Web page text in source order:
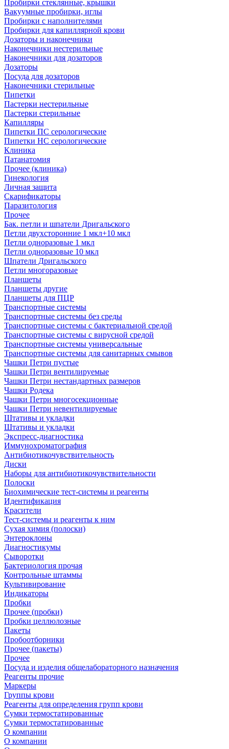
Пробирки стеклянные, крышки
Вакуумные пробирки, иглы
Пробирки с наполнителями
Пробирки для капиллярной крови
Дозаторы и наконечники
Наконечники нестерильные
Наконечники для дозаторов
Дозаторы
Посуда для дозаторов
Наконечники стерильные
Пипетки
Пастерки нестерильные
Пастерки стерильные
Капилляры
Пипетки ПС серологические
Пипетки НС серологические
Клиника
Патанатомия
Прочее (клиника)
Гинекология
Личная защита
Скарификаторы
Паразитология
Прочее
Бак. петли и шпатели Дригальского
Петли двухсторонние 1 мкл+10 мкл
Петли одноразовые 1 мкл
Петли одноразовые 10 мкл
Шпатели Дригальского
Петли многоразовые
Планшеты
Планшеты другие
Планшеты для ПЦР
Транспортные системы
Транспортные системы без среды
Транспортные системы с бактериальной средой
Транспортные системы с вирусной средой
Транспортные системы универсальные
Транспортные системы для санитарных смывов
Чашки Петри пустые
Чашки Петри вентилируемые
Чашки Петри нестандартных размеров
Чашки Родека
Чашки Петри многосекционные
Чашки Петри невентилируемые
Штативы и укладки
Штативы и укладки
Экспресс-диагностика
Иммунохроматография
Антибиотикочувствительность
Диски
Наборы для антибиотикочувствительности
Полоски
Биохимические тест-системы и реагенты
Идентификация
Красители
Тест-системы и реагенты к ним
Сухая химия (полоски)
Энтероклоны
Диагностикумы
Сыворотки
Бактериология прочая
Контрольные штаммы
Культивирование
Индикаторы
Пробки
Прочее (пробки)
Пробки целлюлозные
Пакеты
Пробоотборники
Прочее (пакеты)
Прочее
Посуда и изделия общелабораторного назначения
Реагенты прочие
Маркеры
Группы крови
Реагенты для определения групп крови
Сумки термостатированные
Сумки термостатированные
О компании
О компании